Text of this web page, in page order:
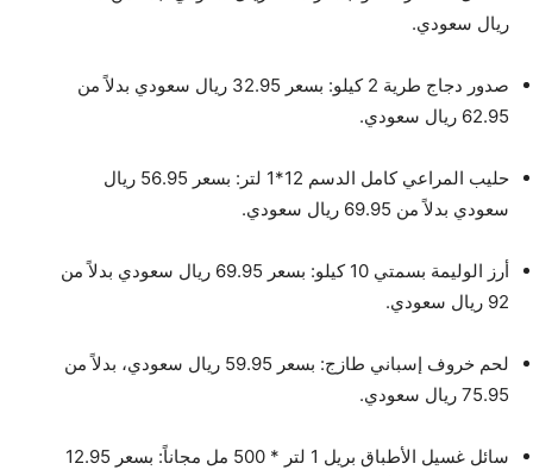
ريال سعودي.
صدور دجاج طرية 2 كيلو: بسعر 32.95 ريال سعودي بدلاً من
62.95 ريال سعودي.
حليب المراعي كامل الدسم 12*1 لتر: بسعر 56.95 ريال
سعودي بدلاً من 69.95 ريال سعودي.
أرز الوليمة بسمتي 10 كيلو: بسعر 69.95 ريال سعودي بدلاً من
92 ريال سعودي.
لحم خروف إسباني طازج: بسعر 59.95 ريال سعودي، بدلاً من
75.95 ريال سعودي.
سائل غسيل الأطباق بريل 1 لتر * 500 مل مجاناً: بسعر 12.95